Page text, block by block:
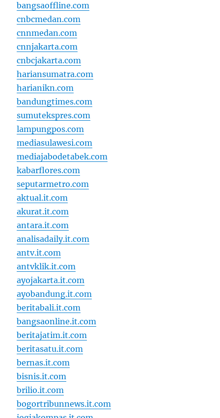
bangsaoffline.com
cnbcmedan.com
cnnmedan.com
cnnjakarta.com
cnbcjakarta.com
hariansumatra.com
harianikn.com
bandungtimes.com
sumutekspres.com
lampungpos.com
mediasulawesi.com
mediajabodetabek.com
kabarflores.com
seputarmetro.com
aktual.it.com
akurat.it.com
antara.it.com
analisadaily.it.com
antv.it.com
antvklik.it.com
ayojakarta.it.com
ayobandung.it.com
beritabali.it.com
bangsaonline.it.com
beritajatim.it.com
beritasatu.it.com
bernas.it.com
bisnis.it.com
brilio.it.com
bogortribunnews.it.com